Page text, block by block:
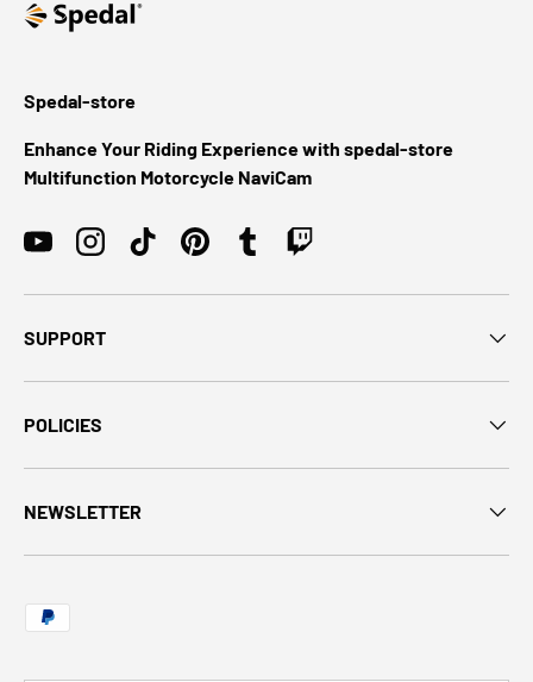
Spedal-store
Enhance Your Riding Experience with spedal-store
Multifunction Motorcycle NaviCam
YouTubeInstagramTikTokPinterestTumblrTwitch
SUPPORT
POLICIES
NEWSLETTER
Moyens de paiement acceptés